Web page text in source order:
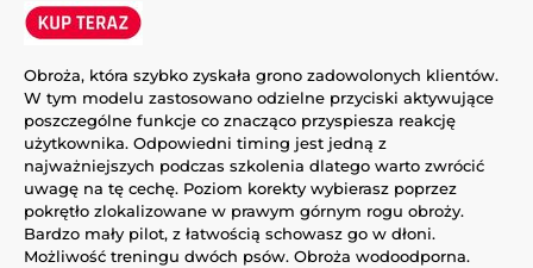
Obroża, która szybko zyskała grono zadowolonych klientów.
W tym modelu zastosowano odzielne przyciski aktywujące
poszczególne funkcje co znacząco przyspiesza reakcję
użytkownika. Odpowiedni timing jest jedną z
najważniejszych podczas szkolenia dlatego warto zwrócić
uwagę na tę cechę. Poziom korekty wybierasz poprzez
pokrętło zlokalizowane w prawym górnym rogu obroży.
Bardzo mały pilot, z łatwością schowasz go w dłoni.
Możliwość treningu dwóch psów. Obroża wodoodporna.